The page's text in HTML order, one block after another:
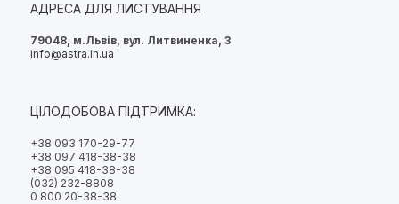
АДРЕСА ДЛЯ ЛИСТУВАННЯ
79048, м.Львів, вул. Литвиненка, 3
info@astra.in.ua
ЦІЛОДОБОВА ПІДТРИМКА:
+38 093 170-29-77
+38 097 418-38-38
+38 095 418-38-38
(032) 232-8808
0 800 20-38-38